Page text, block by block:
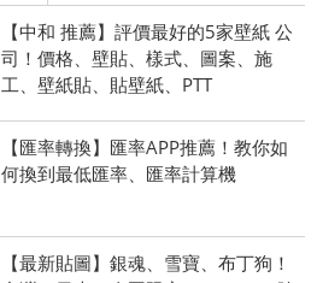
【中和 推薦】評價最好的5家壁紙 公
司！價格、壁貼、樣式、圖案、施
工、壁紙貼、貼壁紙、PTT
【匯率轉換】匯率APP推薦！教你如
何換到最低匯率、匯率計算機
【最新貼圖】銀魂、雪寶、布丁狗！